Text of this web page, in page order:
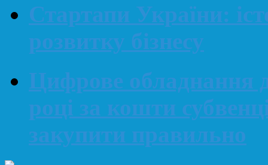
Стартапи України:
розвитку бізнесу
Цифрове обладнання
році за кошти
закупити правильно